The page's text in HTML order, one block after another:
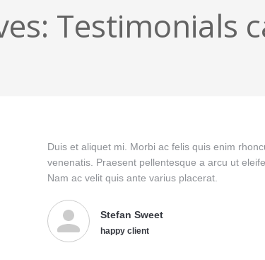
Testimonials
Duis et aliquet mi. Morbi ac felis quis enim
venenatis. Praesent pellentesque a arcu ut
Nam ac velit quis ante varius placerat.
Stefan Sweet
happy client